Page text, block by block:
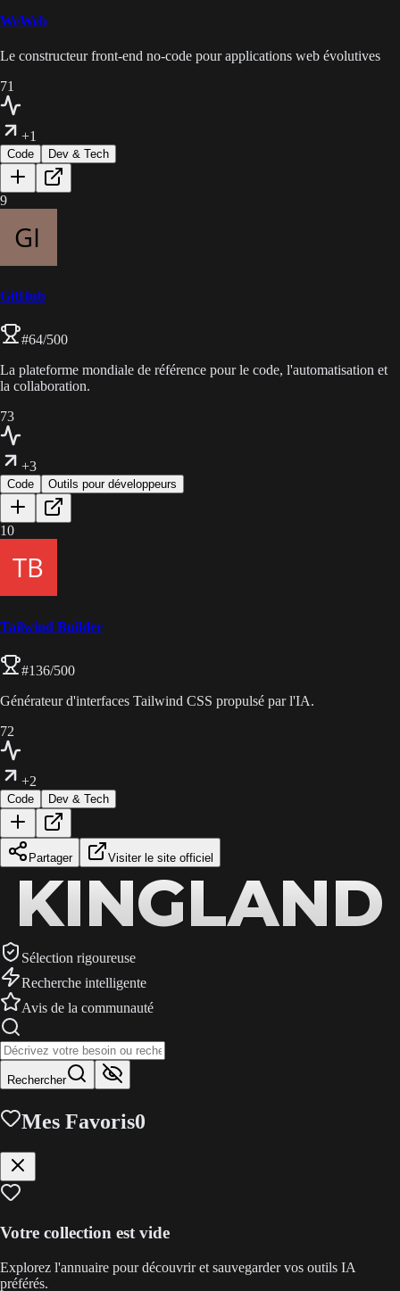
WeWeb
Le constructeur front-end no-code pour applications web évolutives
71
+1
Code Dev & Tech
9
GitHub
#64/500
La plateforme mondiale de référence pour le code, l'automatisation et
la collaboration.
73
+3
Code Outils pour développeurs
10
Tailwind Builder
#136/500
Générateur d'interfaces Tailwind CSS propulsé par l'IA.
72
+2
Code Dev & Tech
Partager Visiter le site officiel
KINGLAND
KINGLAND
KINGLAND
Sélection rigoureuse
Recherche intelligente
Avis de la communauté
Rechercher
Mes Favoris0
Votre collection est vide
Explorez l'annuaire pour découvrir et sauvegarder vos outils IA
préférés.